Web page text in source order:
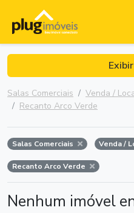
Salas Comerciais Venda /
Recanto Arco Verde
Salas Comerciais Venda /
Recanto Arco Verde
Nenhum imóvel